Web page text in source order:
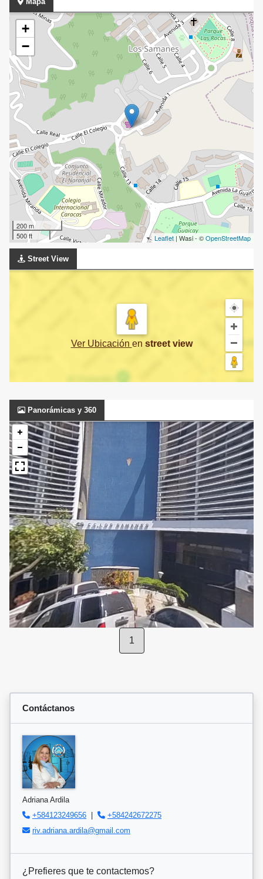
+
−
200 m
500 ft
Leaflet | Wasi - ©OpenStreetMap
Street View
Ver Ubicación en street view
Panorámicas y 360
1
Contáctanos
Adriana Ardila
+584123249656
+584242672275
riv.adriana.ardila@gmail.com
¿Prefieres que te contactemos?